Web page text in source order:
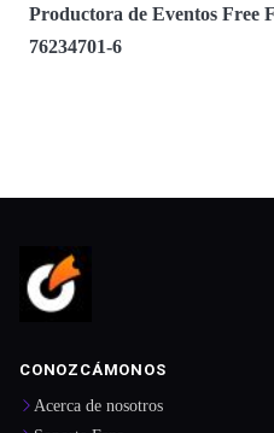
Productora de Eventos Free
76234701-6
CONOZCÁMONOS
Acerca de nosotros